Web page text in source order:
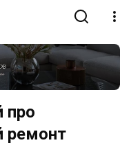
про
ремонт